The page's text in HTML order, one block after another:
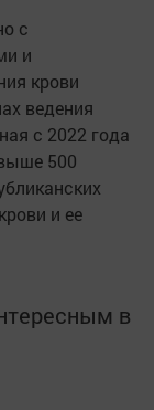
с
и
крови
ведения
с 2022 года
500
и ее
в